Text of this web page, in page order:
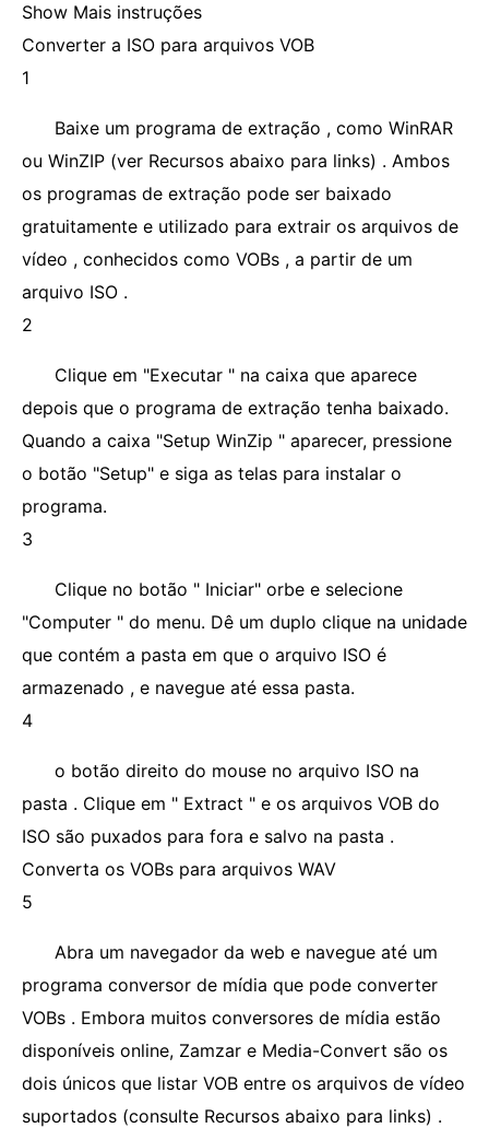
Show Mais instruções
Converter a ISO para arquivos VOB
1
Baixe um programa de extração , como WinRAR
ou WinZIP (ver Recursos abaixo para links) . Ambos
os programas de extração pode ser baixado
gratuitamente e utilizado para extrair os arquivos de
vídeo , conhecidos como VOBs , a partir de um
arquivo ISO .
2
Clique em "Executar " na caixa que aparece
depois que o programa de extração tenha baixado.
Quando a caixa "Setup WinZip " aparecer, pressione
o botão "Setup" e siga as telas para instalar o
programa.
3
Clique no botão " Iniciar" orbe e selecione
"Computer " do menu. Dê um duplo clique na unidade
que contém a pasta em que o arquivo ISO é
armazenado , e navegue até essa pasta.
4
o botão direito do mouse no arquivo ISO na
pasta . Clique em " Extract " e os arquivos VOB do
ISO são puxados para fora e salvo na pasta .
Converta os VOBs para arquivos WAV
5
Abra um navegador da web e navegue até um
programa conversor de mídia que pode converter
VOBs . Embora muitos conversores de mídia estão
disponíveis online, Zamzar e Media-Convert são os
dois únicos que listar VOB entre os arquivos de vídeo
suportados (consulte Recursos abaixo para links) .